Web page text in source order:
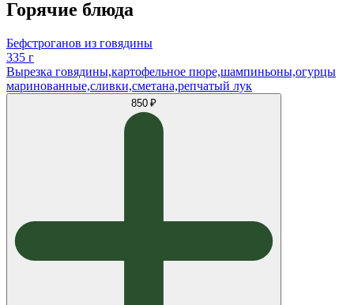
Горячие блюда
Бефстроганов из говядины
335 г
Вырезка говядины,картофельное пюре,шампиньоны,огурцы
маринованные,сливки,сметана,репчатый лук
850 ₽